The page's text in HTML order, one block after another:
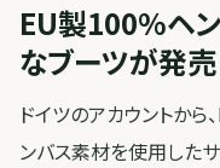
EU製100%ヘ
なブーツが発売
ドイツのアカウントか
ンバス素材を使用した